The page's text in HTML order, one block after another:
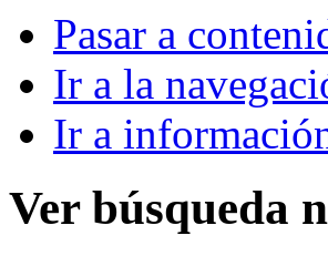
Pasar a
Ir a la
Ir a
Ver búsqueda